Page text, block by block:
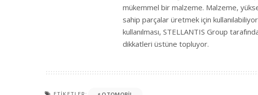
mükemmel bir malzeme. Malzeme,
sahip parçalar üretmek için
kullanılması, STELLANTIS Group
dikkatleri üstüne topluyor.